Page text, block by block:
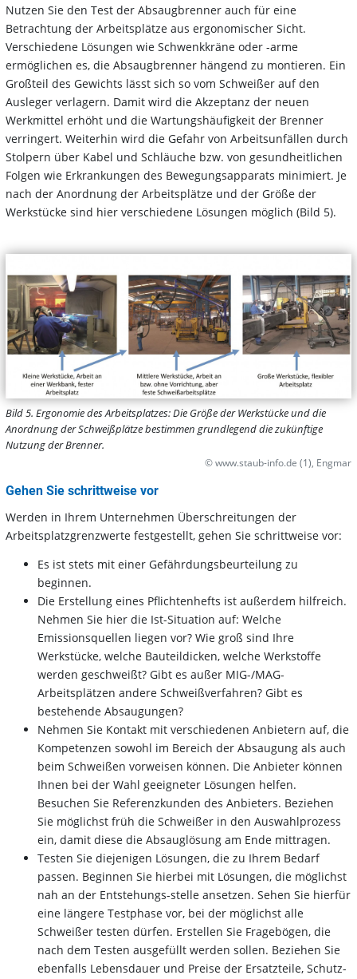
Nutzen Sie den Test der Absaugbrenner auch für eine
Betrachtung der Arbeitsplätze aus ergonomischer Sicht.
Verschiedene Lösungen wie Schwenkkräne oder -arme
ermöglichen es, die Absaugbrenner hängend zu montieren. Ein
Großteil des Gewichts lässt sich so vom Schweißer auf den
Ausleger verlagern. Damit wird die Akzeptanz der neuen
Werkmittel erhöht und die Wartungshäufigkeit der Brenner
verringert. Weiterhin wird die Gefahr von Arbeitsunfällen durch
Stolpern über Kabel und Schläuche bzw. von gesundheitlichen
Folgen wie Erkrankungen des Bewegungsapparats minimiert. Je
nach der Anordnung der Arbeitsplätze und der Größe der
Werkstücke sind hier verschiedene Lösungen möglich (Bild 5).
Bild 5. Ergonomie des Arbeitsplatzes: Die Größe der Werkstücke und die
Anordnung der Schweißplätze bestimmen grundlegend die zukünftige
Nutzung der Brenner.
© www.staub-info.de (1), Engmar
Gehen Sie schrittweise vor
Werden in Ihrem Unternehmen Überschreitungen der
Arbeitsplatzgrenzwerte festgestellt, gehen Sie schrittweise vor:
Es ist stets mit einer Gefährdungsbeurteilung zu
beginnen.
Die Erstellung eines Pflichtenhefts ist außerdem hilfreich.
Nehmen Sie hier die Ist-Situation auf: Welche
Emissionsquellen liegen vor? Wie groß sind Ihre
Werkstücke, welche Bauteildicken, welche Werkstoffe
werden geschweißt? Gibt es außer MIG-/MAG-
Arbeitsplätzen andere Schweißverfahren? Gibt es
bestehende Absaugungen?
Nehmen Sie Kontakt mit verschiedenen Anbietern auf, die
Kompetenzen sowohl im Bereich der Absaugung als auch
beim Schweißen vorweisen können. Die Anbieter können
Ihnen bei der Wahl geeigneter Lösungen helfen.
Besuchen Sie Referenzkunden des Anbieters. Beziehen
Sie möglichst früh die Schweißer in den Auswahlprozess
ein, damit diese die Absauglösung am Ende mittragen.
Testen Sie diejenigen Lösungen, die zu Ihrem Bedarf
passen. Beginnen Sie hierbei mit Lösungen, die möglichst
nah an der Entstehungs-stelle ansetzen. Sehen Sie hierfür
eine längere Testphase vor, bei der möglichst alle
Schweißer testen dürfen. Erstellen Sie Fragebögen, die
nach dem Testen ausgefüllt werden sollen. Beziehen Sie
ebenfalls Lebensdauer und Preise der Ersatzteile, Schutz-